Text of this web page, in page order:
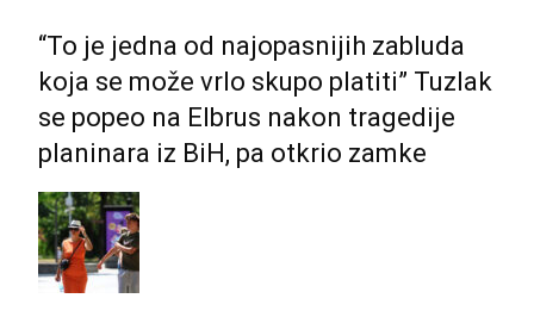
“To je jedna od najopasnijih zabluda
koja se može vrlo skupo platiti” Tuzlak
se popeo na Elbrus nakon tragedije
planinara iz BiH, pa otkrio zamke